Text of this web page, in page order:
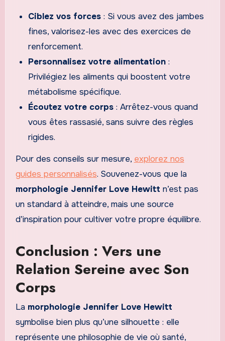
Ciblez vos forces : Si vous avez des jambes
fines, valorisez-les avec des exercices de
renforcement.
Personnalisez votre alimentation :
Privilégiez les aliments qui boostent votre
métabolisme spécifique.
Écoutez votre corps : Arrêtez-vous quand
vous êtes rassasié, sans suivre des règles
rigides.
Pour des conseils sur mesure, explorez nos
guides personnalisés. Souvenez-vous que la
morphologie Jennifer Love Hewitt n’est pas
un standard à atteindre, mais une source
d’inspiration pour cultiver votre propre équilibre.
Conclusion : Vers une
Relation Sereine avec Son
Corps
La morphologie Jennifer Love Hewitt
symbolise bien plus qu’une silhouette : elle
représente une philosophie de vie où santé,